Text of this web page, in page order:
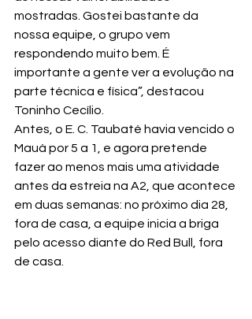
mostradas. Gostei bastante da
nossa equipe, o grupo vem
respondendo muito bem. É
importante a gente ver a evolução na
parte técnica e física”, destacou
Toninho Cecílio.
Antes, o E. C. Taubaté havia vencido o
Mauá por 5 a 1, e agora pretende
fazer ao menos mais uma atividade
antes da estreia na A2, que acontece
em duas semanas: no próximo dia 28,
fora de casa, a equipe inicia a briga
pelo acesso diante do Red Bull, fora
de casa.